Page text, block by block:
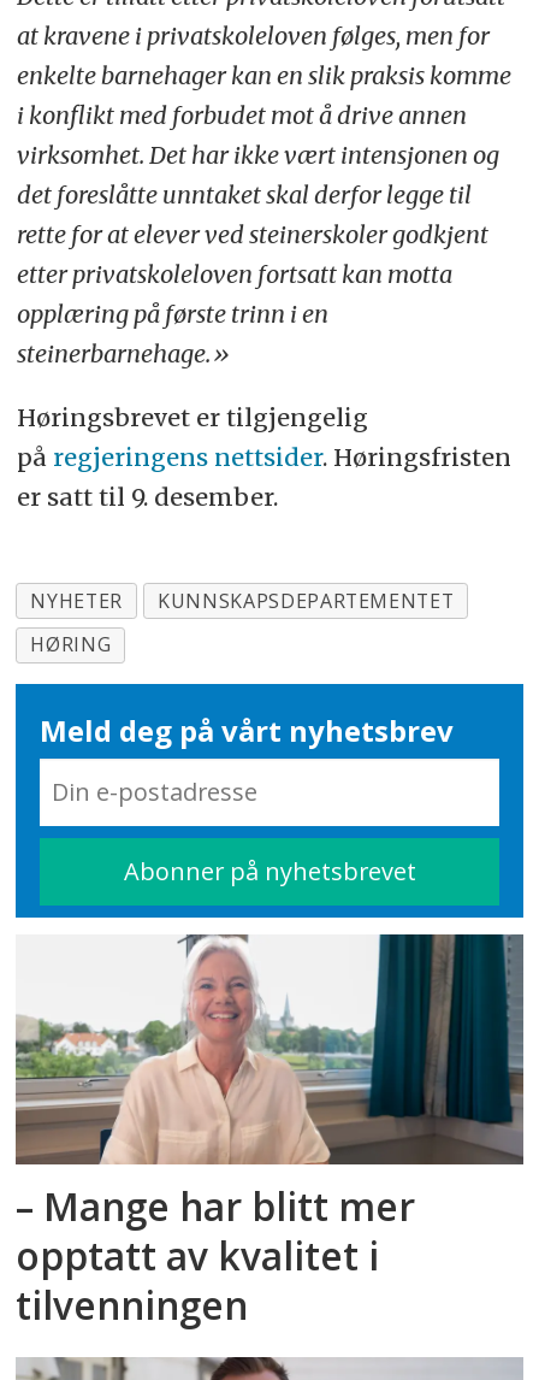
at kravene i privatskoleloven følges, men for
enkelte barnehager kan en slik praksis komme
i konflikt med forbudet mot å drive annen
virksomhet. Det har ikke vært intensjonen og
det foreslåtte unntaket skal derfor legge til
rette for at elever ved steinerskoler godkjent
etter privatskoleloven fortsatt kan motta
opplæring på første trinn i en
steinerbarnehage.»
Høringsbrevet er tilgjengelig
på regjeringens nettsider. Høringsfristen
er satt til 9. desember.
NYHETER
KUNNSKAPSDEPARTEMENTET
HØRING
Meld deg på vårt nyhetsbrev
– Mange har blitt mer
opptatt av kvalitet i
tilvenningen